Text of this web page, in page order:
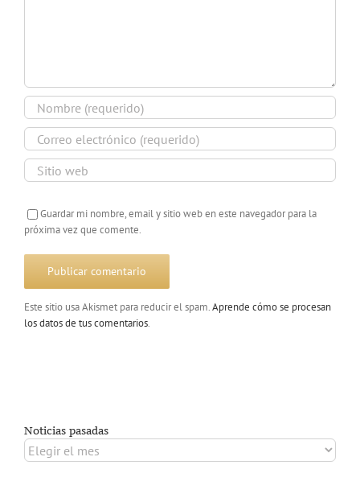
Guardar mi nombre, email y sitio web en este navegador para la
próxima vez que comente.
Este sitio usa Akismet para reducir el spam.Aprende cómo se procesan
los datos de tus comentarios.
Noticias pasadas
Noticias
pasadas